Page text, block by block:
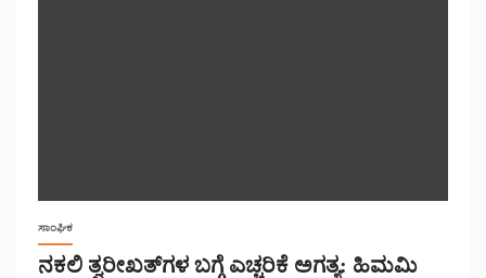
ಸಾಂಘಿಕ
ನಕಲಿ ತ್ವರೀಖತ್‌ಗಳ ಬಗ್ಗೆ ಎಚ್ಚರಿಕೆ ಅಗತ್ಯ: ಹಿಮಮಿ